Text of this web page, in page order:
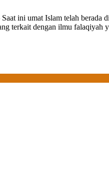
ini umat Islam telah berada
terkait dengan ilmu falaqiyah